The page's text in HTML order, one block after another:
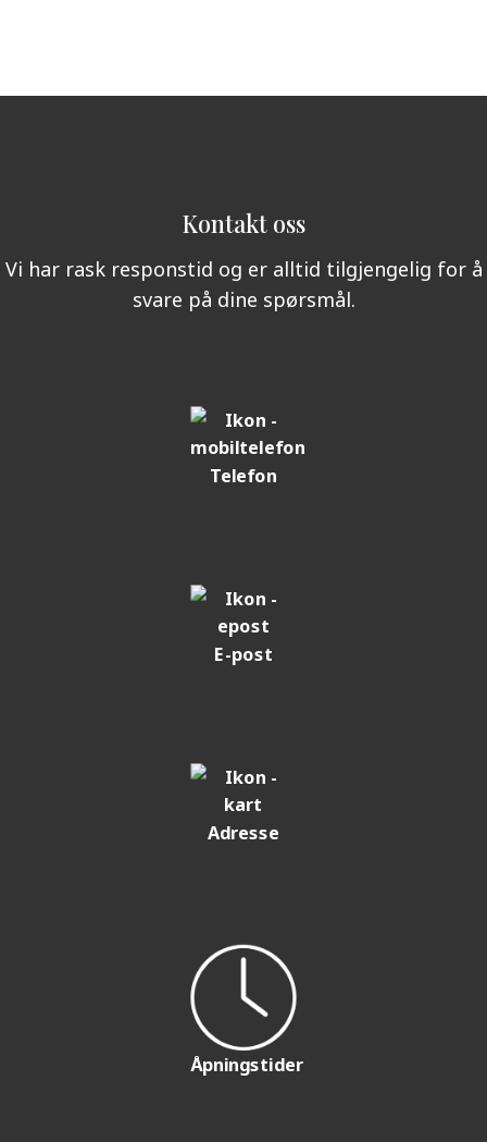
Kontakt oss
Vi har rask responstid og er alltid tilgjengelig for å
svare på dine spørsmål.
Telefon
E-post
Adresse
Åpningstider